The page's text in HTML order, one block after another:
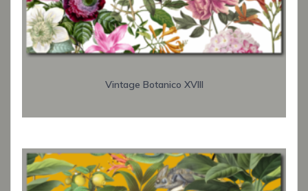
Vintage Botanico XVIII